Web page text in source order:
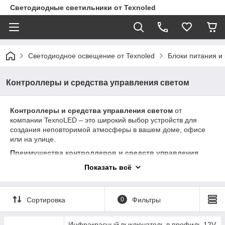
Светодиодные светильники от Texnoled
Светодиодное освещение от Texnoled Блоки питания
Контроллеры и средства управления светом
Контроллеры и средства управления светом от
компании TexnoLED – это широкий выбор устройств для
создания неповторимой атмосферы в вашем доме, офисе
или на улице.
Преимущества контроллеров и средств управления
управления монохромной и RGB-
лентой, диммеры, сенсорные выключатели, пульты
дистанционного управления и многое другое.
Показать всё
Сортировка 0 Фильтры